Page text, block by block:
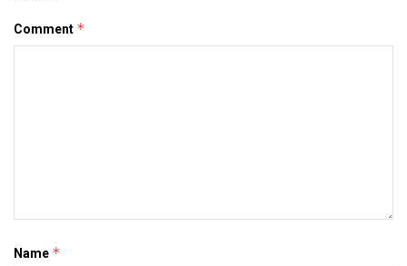
Comment *
Name *